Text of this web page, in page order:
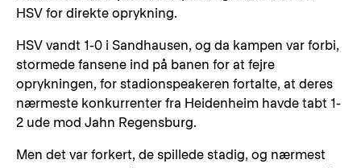
HSV for direkte oprykning.
HSV vandt 1-0 i Sandhausen, og da kampen var forbi,
stormede fansene ind på banen for at fejre
oprykningen, for stadionspeakeren fortalte, at deres
nærmeste konkurrenter fra Heidenheim havde tabt 1-
2 ude mod Jahn Regensburg.
Men det var forkert, de spillede stadig, og nærmest